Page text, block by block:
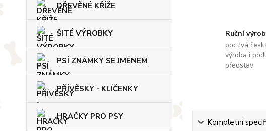
DŘEVĚNÉ KŘÍŽE
ŠITÉ VÝROBKY
PSÍ ZNÁMKY SE JMÉNEM
PŘÍVĚSKY - KLÍČENKY
HRAČKY PRO PSY
Ruční
poctivá
výroba i
představ
Kompletní